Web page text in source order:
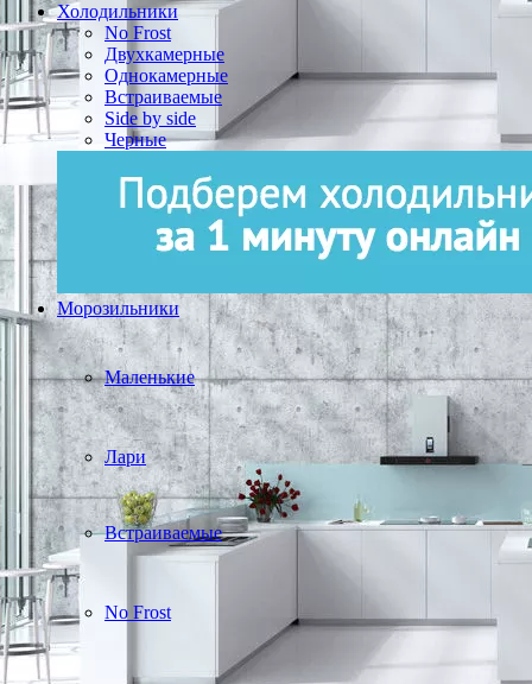
Холодильники
No Frost
Двухкамерные
Однокамерные
Встраиваемые
Side by side
Черные
Морозильники
Маленькие
Лари
Встраиваемые
No Frost